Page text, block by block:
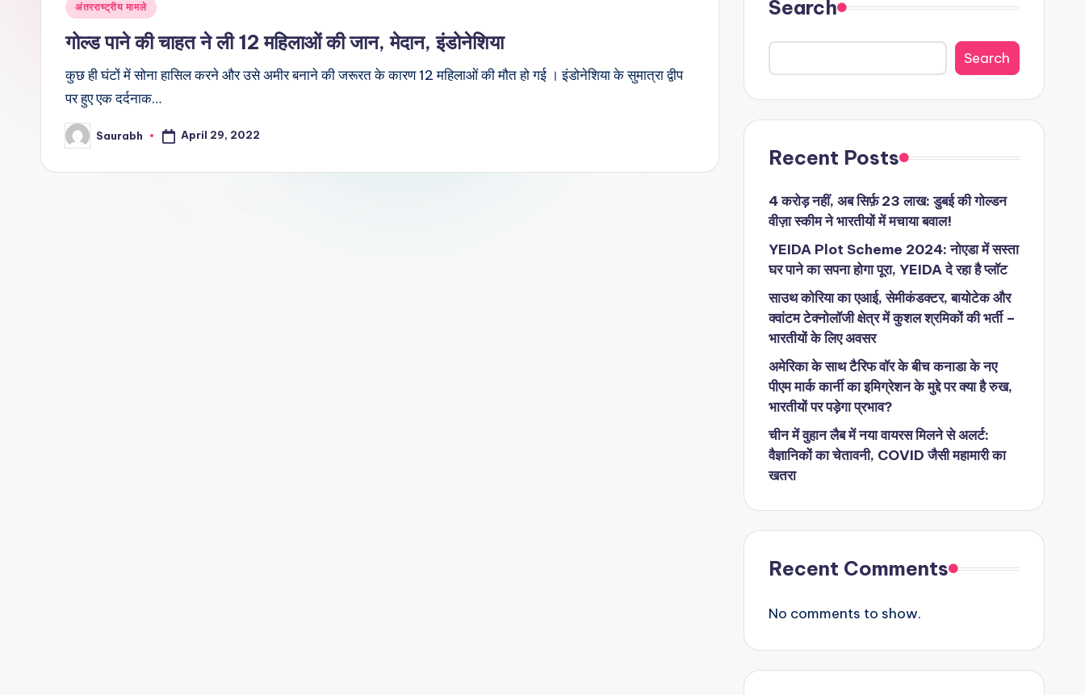
और
विश्व
Posted
in
अंतरराष्ट्रीय मामले
गोल्ड पाने की चाहत ने ली 12 महिलाओं की जान, मेदान, इंडोनेशिया
कुछ ही घंटों में सोना हासिल करने और उसे अमीर बनाने की जरूरत के कारण 12 महिलाओं की मौत हो गई । इंडोनेशिया के सुमात्रा द्वीप
पर हुए एक दर्दनाक…
Posted
by
Saurabh April 29, 2022
Search
Search
Recent Posts
4 करोड़ नहीं, अब सिर्फ़ 23 लाख: डुबई की गोल्डन
वीज़ा स्कीम ने भारतीयों में मचाया बवाल!
YEIDA Plot Scheme 2024: नोएडा में सस्ता
घर पाने का सपना होगा पूरा, YEIDA दे रहा है प्लॉट
साउथ कोरिया का एआई, सेमीकंडक्टर, बायोटेक और
क्वांटम टेक्नोलॉजी क्षेत्र में कुशल श्रमिकों की भर्ती –
भारतीयों के लिए अवसर
अमेरिका के साथ टैरिफ वॉर के बीच कनाडा के नए
पीएम मार्क कार्नी का इमिग्रेशन के मुद्दे पर क्या है रुख,
भारतीयों पर पड़ेगा प्रभाव?
चीन में वुहान लैब में नया वायरस मिलने से अलर्ट:
वैज्ञानिकों का चेतावनी, COVID जैसी महामारी का
खतरा
Recent Comments
No comments to show.